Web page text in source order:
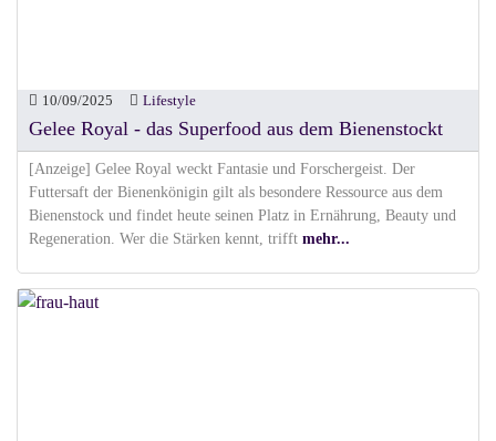
10/09/2025 Lifestyle
Gelee Royal - das Superfood aus dem Bienenstockt
[Anzeige] Gelee Royal weckt Fantasie und Forschergeist. Der
Futtersaft der Bienenkönigin gilt als besondere Ressource aus dem
Bienenstock und findet heute seinen Platz in Ernährung, Beauty und
Regeneration. Wer die Stärken kennt, trifft mehr...